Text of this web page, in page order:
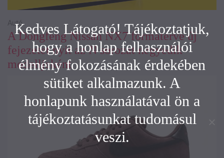
A Dongfeng Nissan NX7 formaterve új
fejezetet nyit az N sorozat negyedik
modelljeként
AutóKedves Látogató! Tájékoztatjuk,
hogy a honlap felhasználói
élmény fokozásának érdekében
sütiket alkalmazunk. A
honlapunk használatával ön a
tájékoztatásunkat tudomásul
veszi.